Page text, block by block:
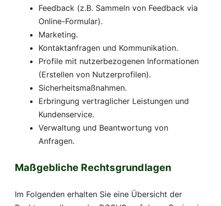
Feedback (z.B. Sammeln von Feedback via
Online-Formular).
Marketing.
Kontaktanfragen und Kommunikation.
Profile mit nutzerbezogenen Informationen
(Erstellen von Nutzerprofilen).
Sicherheitsmaßnahmen.
Erbringung vertraglicher Leistungen und
Kundenservice.
Verwaltung und Beantwortung von
Anfragen.
Maßgebliche Rechtsgrundlagen
Im Folgenden erhalten Sie eine Übersicht der